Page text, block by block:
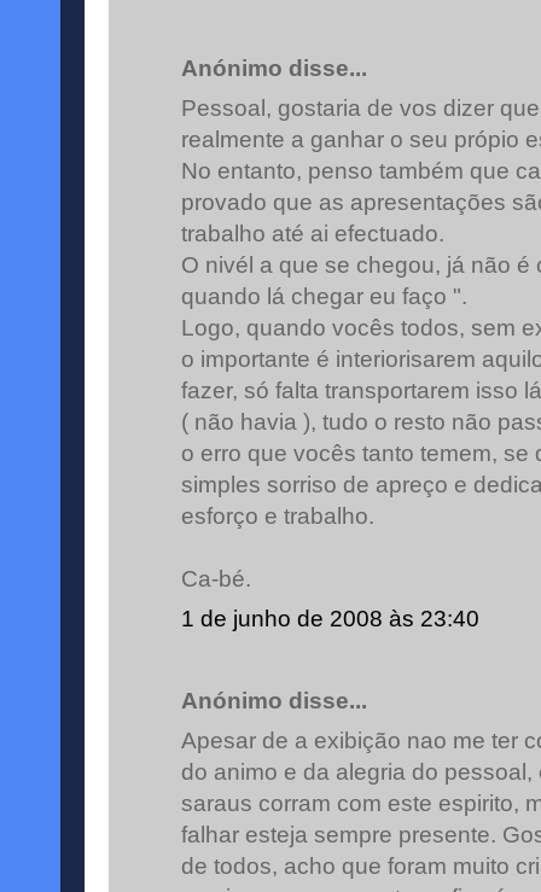
Anónimo disse...
Pessoal, gostaria de vos dizer
realmente a ganhar o seu própio
No entanto, penso também que
provado que as apresentações
trabalho até ai efectuado.
O nivél a que se chegou, já não é
quando lá chegar eu faço ".
Logo, quando vocês todos, sem
o importante é interiorisarem
fazer, só falta transportarem isso
( não havia ), tudo o resto não
o erro que vocês tanto temem, se
simples sorriso de apreço e
esforço e trabalho.
Ca-bé.
1 de junho de 2008 às 23:40
Anónimo disse...
Apesar de a exibição nao me ter
do animo e da alegria do
saraus corram com este espirito,
falhar esteja sempre presente.
de todos, acho que foram muito